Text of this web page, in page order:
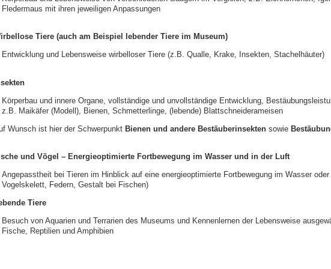
Fledermaus mit ihren jeweiligen Anpassungen
Tiere (auch am Beispiel lebender Tiere im Museum)
Entwicklung und Lebensweise wirbelloser Tiere (z.B. Qualle, Krake, Insekten, Stachelhäuter)
Körperbau und innere Organe, vollständige und unvollständige Entwicklung,
z.B. Maikäfer (Modell), Bienen, Schmetterlinge, (lebende) Blattschneiderameisen
Wunsch ist hier der Schwerpunkt Bienen und andere Bestäuberinsekten sowie
und Vögel – Energieoptimierte Fortbewegung im Wasser und in der Luft
Angepasstheit bei Tieren im Hinblick auf eine energieoptimierte Fortbewegung im Wasser
Vogelskelett, Federn, Gestalt bei Fischen)
Tiere
Besuch von Aquarien und Terrarien des Museums und Kennenlernen der Lebensweise
Fische, Reptilien und Amphibien